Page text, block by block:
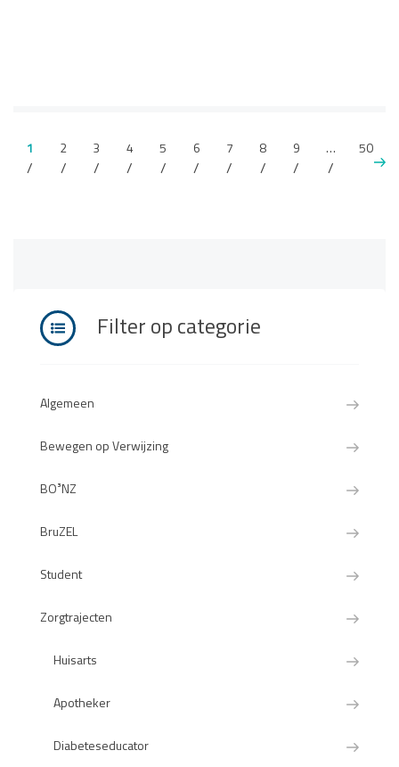
1 2 3 4 5 6 7 8 9 … 50
Filter op categorie
Algemeen
Bewegen op Verwijzing
BO³NZ
BruZEL
Student
Zorgtrajecten
Huisarts
Apotheker
Diabeteseducator